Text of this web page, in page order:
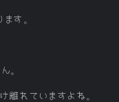
す。
。
れていますよね。